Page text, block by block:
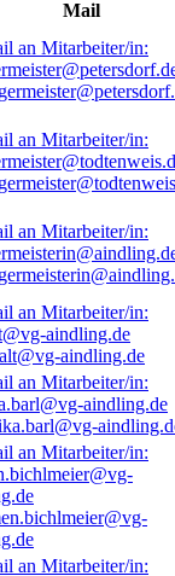
Mail
aindling.de